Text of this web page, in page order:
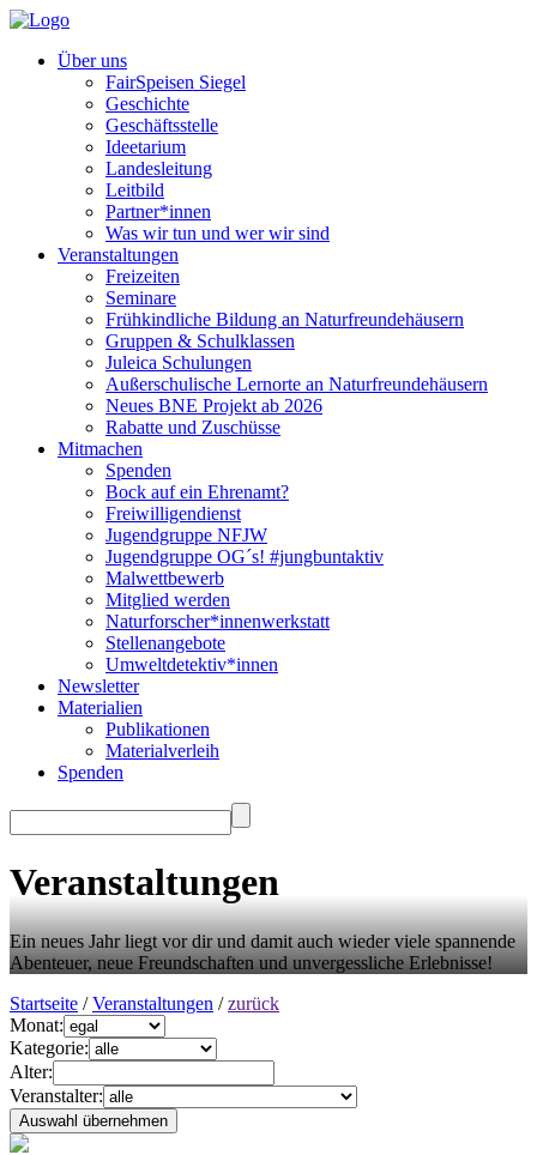
Über uns
FairSpeisen Siegel
Geschichte
Geschäftsstelle
Ideetarium
Landesleitung
Leitbild
Partner*innen
Was wir tun und wer wir sind
Veranstaltungen
Freizeiten
Seminare
Frühkindliche Bildung an Naturfreundehäusern
Gruppen & Schulklassen
Juleica Schulungen
Außerschulische Lernorte an Naturfreundehäusern
Neues BNE Projekt ab 2026
Rabatte und Zuschüsse
Mitmachen
Spenden
Bock auf ein Ehrenamt?
Freiwilligendienst
Jugendgruppe NFJW
Jugendgruppe OG´s! #jungbuntaktiv
Malwettbewerb
Mitglied werden
Naturforscher*innenwerkstatt
Stellenangebote
Umweltdetektiv*innen
Newsletter
Materialien
Publikationen
Materialverleih
Spenden
Veranstaltungen
Ein neues Jahr liegt vor dir und damit auch wieder viele spannende
Abenteuer, neue Freundschaften und unvergessliche Erlebnisse!
Startseite /Veranstaltungen /zurück
Monat:
Kategorie:
Alter:
Veranstalter: